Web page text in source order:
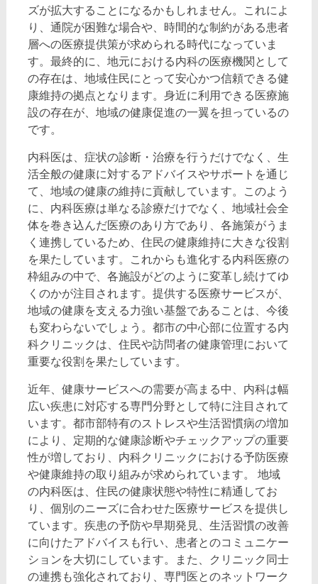
ズが拡大することになるかもしれません。これによ
り、通院が困難な場合や、時間的な制約がある患者
層への医療提供策が求められる時代になっていま
す。最終的に、地元における内科の医療機関として
の存在は、地域住民にとって安心かつ信頼できる健
康維持の拠点となります。身近に利用できる医療施
設の存在が、地域の健康促進の一翼を担っているの
です。
内科医は、症状の診断・治療を行うだけでなく、生
活全般の健康に対するアドバイスやサポートを通じ
て、地域の健康の維持に貢献しています。このよう
に、内科医療は単なる診療だけでなく、地域社会全
体を巻き込んだ医療のあり方であり、各施策がうま
く連携しているため、住民の健康維持に大きな役割
を果たしています。これからも進化する内科医療の
枠組みの中で、各施設がどのように変革し続けてゆ
くのかが注目されます。提供する医療サービスが、
地域の健康を支える力強い基盤であることは、今後
も変わらないでしょう。都市の中心部に位置する内
科クリニックは、住民や訪問者の健康管理において
重要な役割を果たしています。
近年、健康サービスへの需要が高まる中、内科は幅
広い疾患に対応する専門分野として特に注目されて
います。都市部特有のストレスや生活習慣病の増加
により、定期的な健康診断やチェックアップの重要
性が増しており、内科クリニックにおける予防医療
や健康維持の取り組みが求められています。 地域
の内科医は、住民の健康状態や特性に精通してお
り、個別のニーズに合わせた医療サービスを提供し
ています。疾患の予防や早期発見、生活習慣の改善
に向けたアドバイスも行い、患者とのコミュニケー
ションを大切にしています。また、クリニック同士
の連携も強化されており、専門医とのネットワーク